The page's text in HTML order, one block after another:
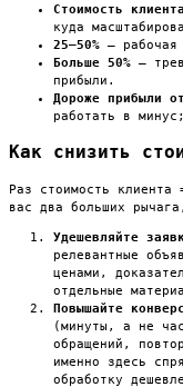
Стоимость
куда
25–50% —
Больше 50% —
прибыли.
Дороже прибыли
работать в
Как снизить
Раз стоимость
вас два больших
Удешевляйте
релевантные
ценами,
отдельные
Повышайте
(минуты, а не
обращений,
именно здесь
обработку